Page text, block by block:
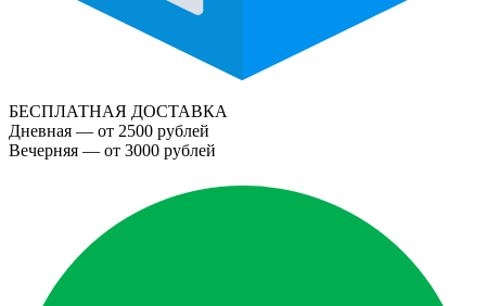
БЕСПЛАТНАЯ ДОСТАВКА
Дневная — от 2500 рублей
Вечерняя — от 3000 рублей